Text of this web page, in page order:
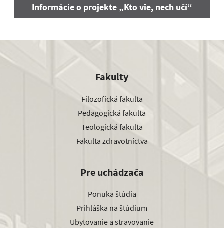
Informácie o projekte „Kto vie, nech učí“
Fakulty
Filozofická fakulta
Pedagogická fakulta
Teologická fakulta
Fakulta zdravotníctva
Pre uchádzača
Ponuka štúdia
Prihláška na štúdium
Ubytovanie a stravovanie